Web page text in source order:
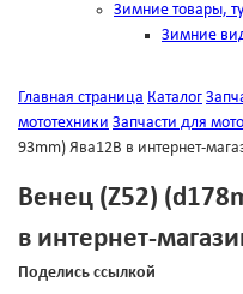
Зимние товары,
Зимние
Главная страница Каталог
мототехники Запчасти для
93mm) Ява12В в интернет-
Венец (Z52)
в интернет-
Поделись ссылкой